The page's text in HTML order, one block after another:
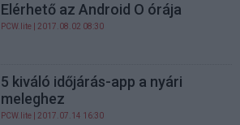
Elérhető az Android O órája
PCW.lite | 2017.08.02 08:30
5 kiváló időjárás-app a nyári
meleghez
PCW.lite | 2017.07.14 16:30